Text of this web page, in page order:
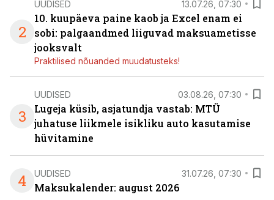
2
UUDISED 13.07.26, 07:30
10. kuupäeva paine kaob ja Excel enam ei
sobi: palgaandmed liiguvad maksuametisse
jooksvalt
Praktilised nõuanded muudatusteks!
3
UUDISED 03.08.26, 07:30
Lugeja küsib, asjatundja vastab: MTÜ
juhatuse liikmele isikliku auto kasutamise
hüvitamine
4 UUDISED 31.07.26, 07:30
Maksukalender: august 2026